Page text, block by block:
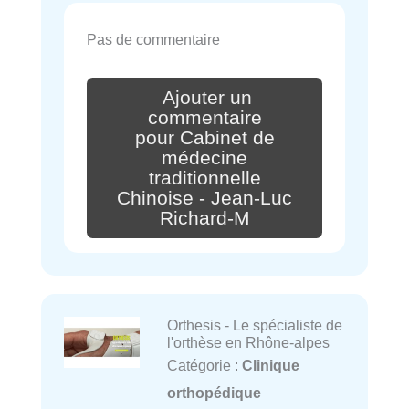
Pas de commentaire
Ajouter un
commentaire
pour Cabinet de
médecine
traditionnelle
Chinoise - Jean-Luc
Richard-M
Orthesis - Le spécialiste de
l'orthèse en Rhône-alpes
Catégorie : Clinique
orthopédique